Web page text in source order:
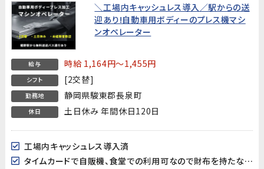
＼工場内キャッシュレス導入／駅からの送
迎あり!自動車用ボディーのプレス機マシ
ンオペレーター
給与 時給 1,164円～1,455円
シフト [2交替]
勤務地 静岡県駿東郡長泉町
休日 土日休み 年間休日120日
工場内キャッシュレス導入済
タイムカードで自販機、食堂での利用可なので財布を持たなくても支払い可能